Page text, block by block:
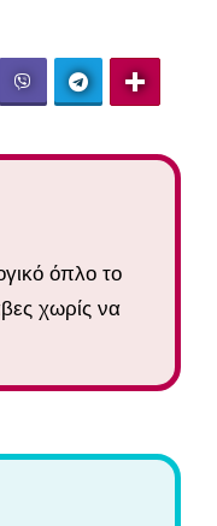
όπλο το
χωρίς να